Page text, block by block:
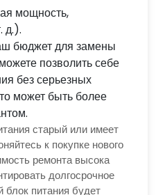
мощность,
д.).
бюджет для замены
позволить себе
без серьезных
может быть более
старый или имеет
к покупке нового
ремонта высока
долгосрочное
питания будет